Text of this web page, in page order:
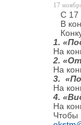
17
С 17
В
1.
На
2.
На
3.
На
4.
На